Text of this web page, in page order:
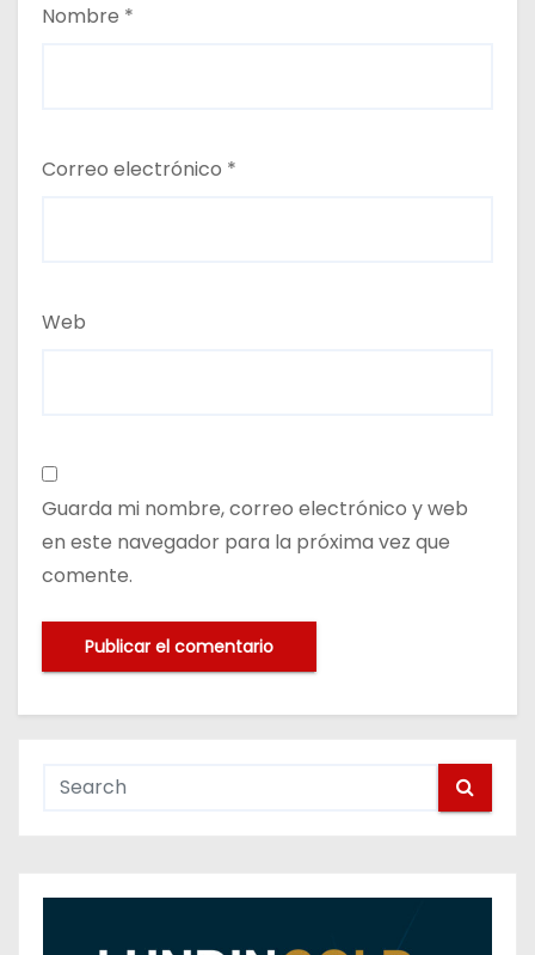
Nombre *
Correo electrónico *
Web
Guarda mi nombre, correo electrónico y web
en este navegador para la próxima vez que
comente.